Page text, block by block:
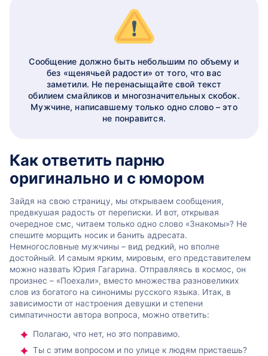
Сообщение должно быть небольшим по объему и
без «щенячьей радости» от того, что вас
заметили. Не перенасыщайте свой текст
обилием смайликов и многозначительных скобок.
Мужчине, написавшему только одно слово – это
не понравится.
Как ответить парню
оригинально и с юмором
Зайдя на свою страницу, мы открываем сообщения,
предвкушая радость от переписки. И вот, открывая
очередное смс, читаем только одно слово «Знакомы»? Не
спешите морщить носик и банить адресата.
Немногословные мужчины – вид редкий, но вполне
достойный. И самым ярким, мировым, его представителем
можно назвать Юрия Гагарина. Отправляясь в космос, он
произнес – «Поехали», вместо множества разновеликих
слов из богатого на синонимы русского языка. Итак, в
зависимости от настроения девушки и степени
симпатичности автора вопроса, можно ответить:
Полагаю, что нет, но это поправимо.
Ты с этим вопросом и по улице к людям пристаешь?